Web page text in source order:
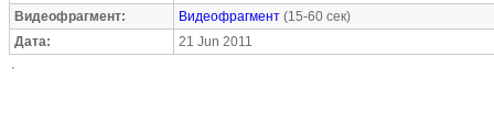
Видеофрагмент:
Видеофрагмент (15-60 сек)
Дата:
21 Jun 2011